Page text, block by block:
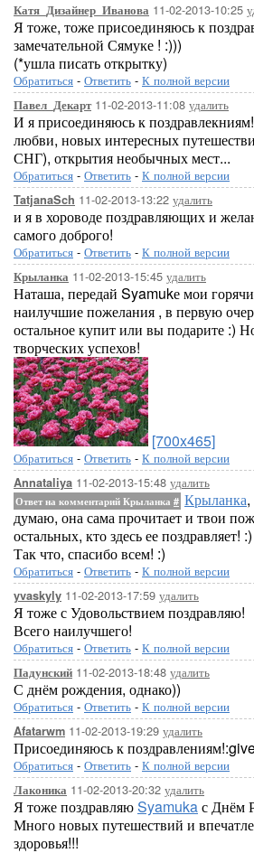
Катя_Дизайнер_Иванова 11-02-2013-10:25
Я тоже, тоже присоединяюсь к
замечательной Сямуке ! :)))
(*ушла писать открытку)
Обратиться - Ответить - К полной версии
Павел_Декарт11-02-2013-11:08 удалить
И я присоединяюсь к
любви, новых интересных
СНГ), открытия необычных мест...
Обратиться - Ответить - К полной версии
TatjanaSch 11-02-2013-13:22 удалить
и я в хороводе поздравляющих и
самого доброго!
Обратиться - Ответить - К полной версии
Крыланка 11-02-2013-15:45 удалить
Наташа, передай Syamukе мои
наилучшие пожелания , в первую
остальное купит или вы подарите :)
творческих успехов!
[700x465]
Обратиться - Ответить - К полной версии
Annataliya 11-02-2013-15:48 удалить
Ответ на комментарий Крыланка # Крыланка
думаю, она сама прочитает и твои
остальных, кто здесь ее поздравляет! :)
Так что, спасибо всем! :)
Обратиться - Ответить - К полной версии
yvaskyly 11-02-2013-17:59 удалить
Я тоже с Удовольствием поздравляю!
Всего наилучшего!
Обратиться - Ответить - К полной версии
Падунский 11-02-2013-18:48 удалить
С днём рождения, однако))
Обратиться - Ответить - К полной версии
Afatarwm 11-02-2013-19:29 удалить
Присоединяюсь к
Обратиться - Ответить - К полной версии
Лаконика 11-02-2013-20:32 удалить
Я тоже поздравляюSyamukaс Днём
Много новых путешествий и
здоровья!!!